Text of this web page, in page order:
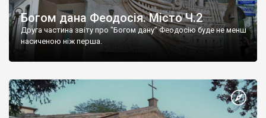
Богом дана Феодосія. Місто Ч.2
Друга частина звіту про "Богом дану" Феодосію буде не менш
насиченою ніж перша.